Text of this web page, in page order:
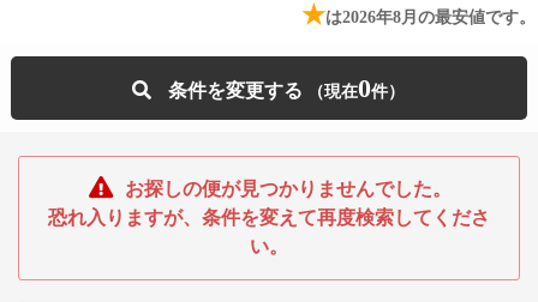
★は2026年8月の最安値です。
条件を変更する 0
お探しの便が見つかりませんでした。
恐れ入りますが、条件を変えて再度検索してくださ
い。